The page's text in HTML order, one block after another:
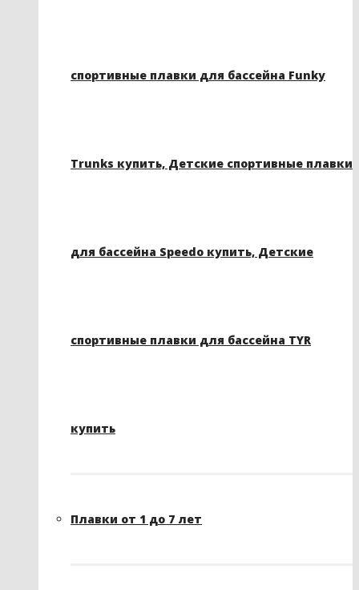
спортивные плавки для бассейна Funky
Trunks купить, Детские спортивные плавки
для бассейна Speedo купить, Детские
спортивные плавки для бассейна TYR
купить
Плавки от 1 до 7 лет